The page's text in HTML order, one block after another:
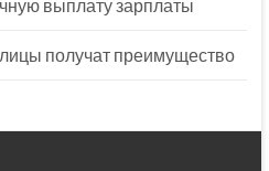
выплату зарплаты
получат преимущество